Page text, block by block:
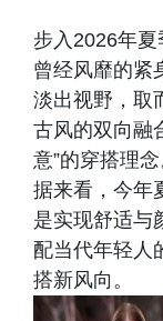
步入2026年夏
曾经风靡的紧
淡出视野，取
古风的双向融
意”的穿搭理
据来看，今年
是实现舒适与
配当代年轻人
搭新风向。